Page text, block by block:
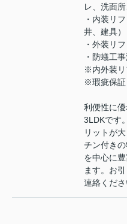
レ、洗面
・内装リ
井、建具）
・外装リ
・防蟻工
※内外装リ
※瑕疵保証
利便性に
3LDKです
リットが
チン付き
を中心に
ます。お
連絡くだ